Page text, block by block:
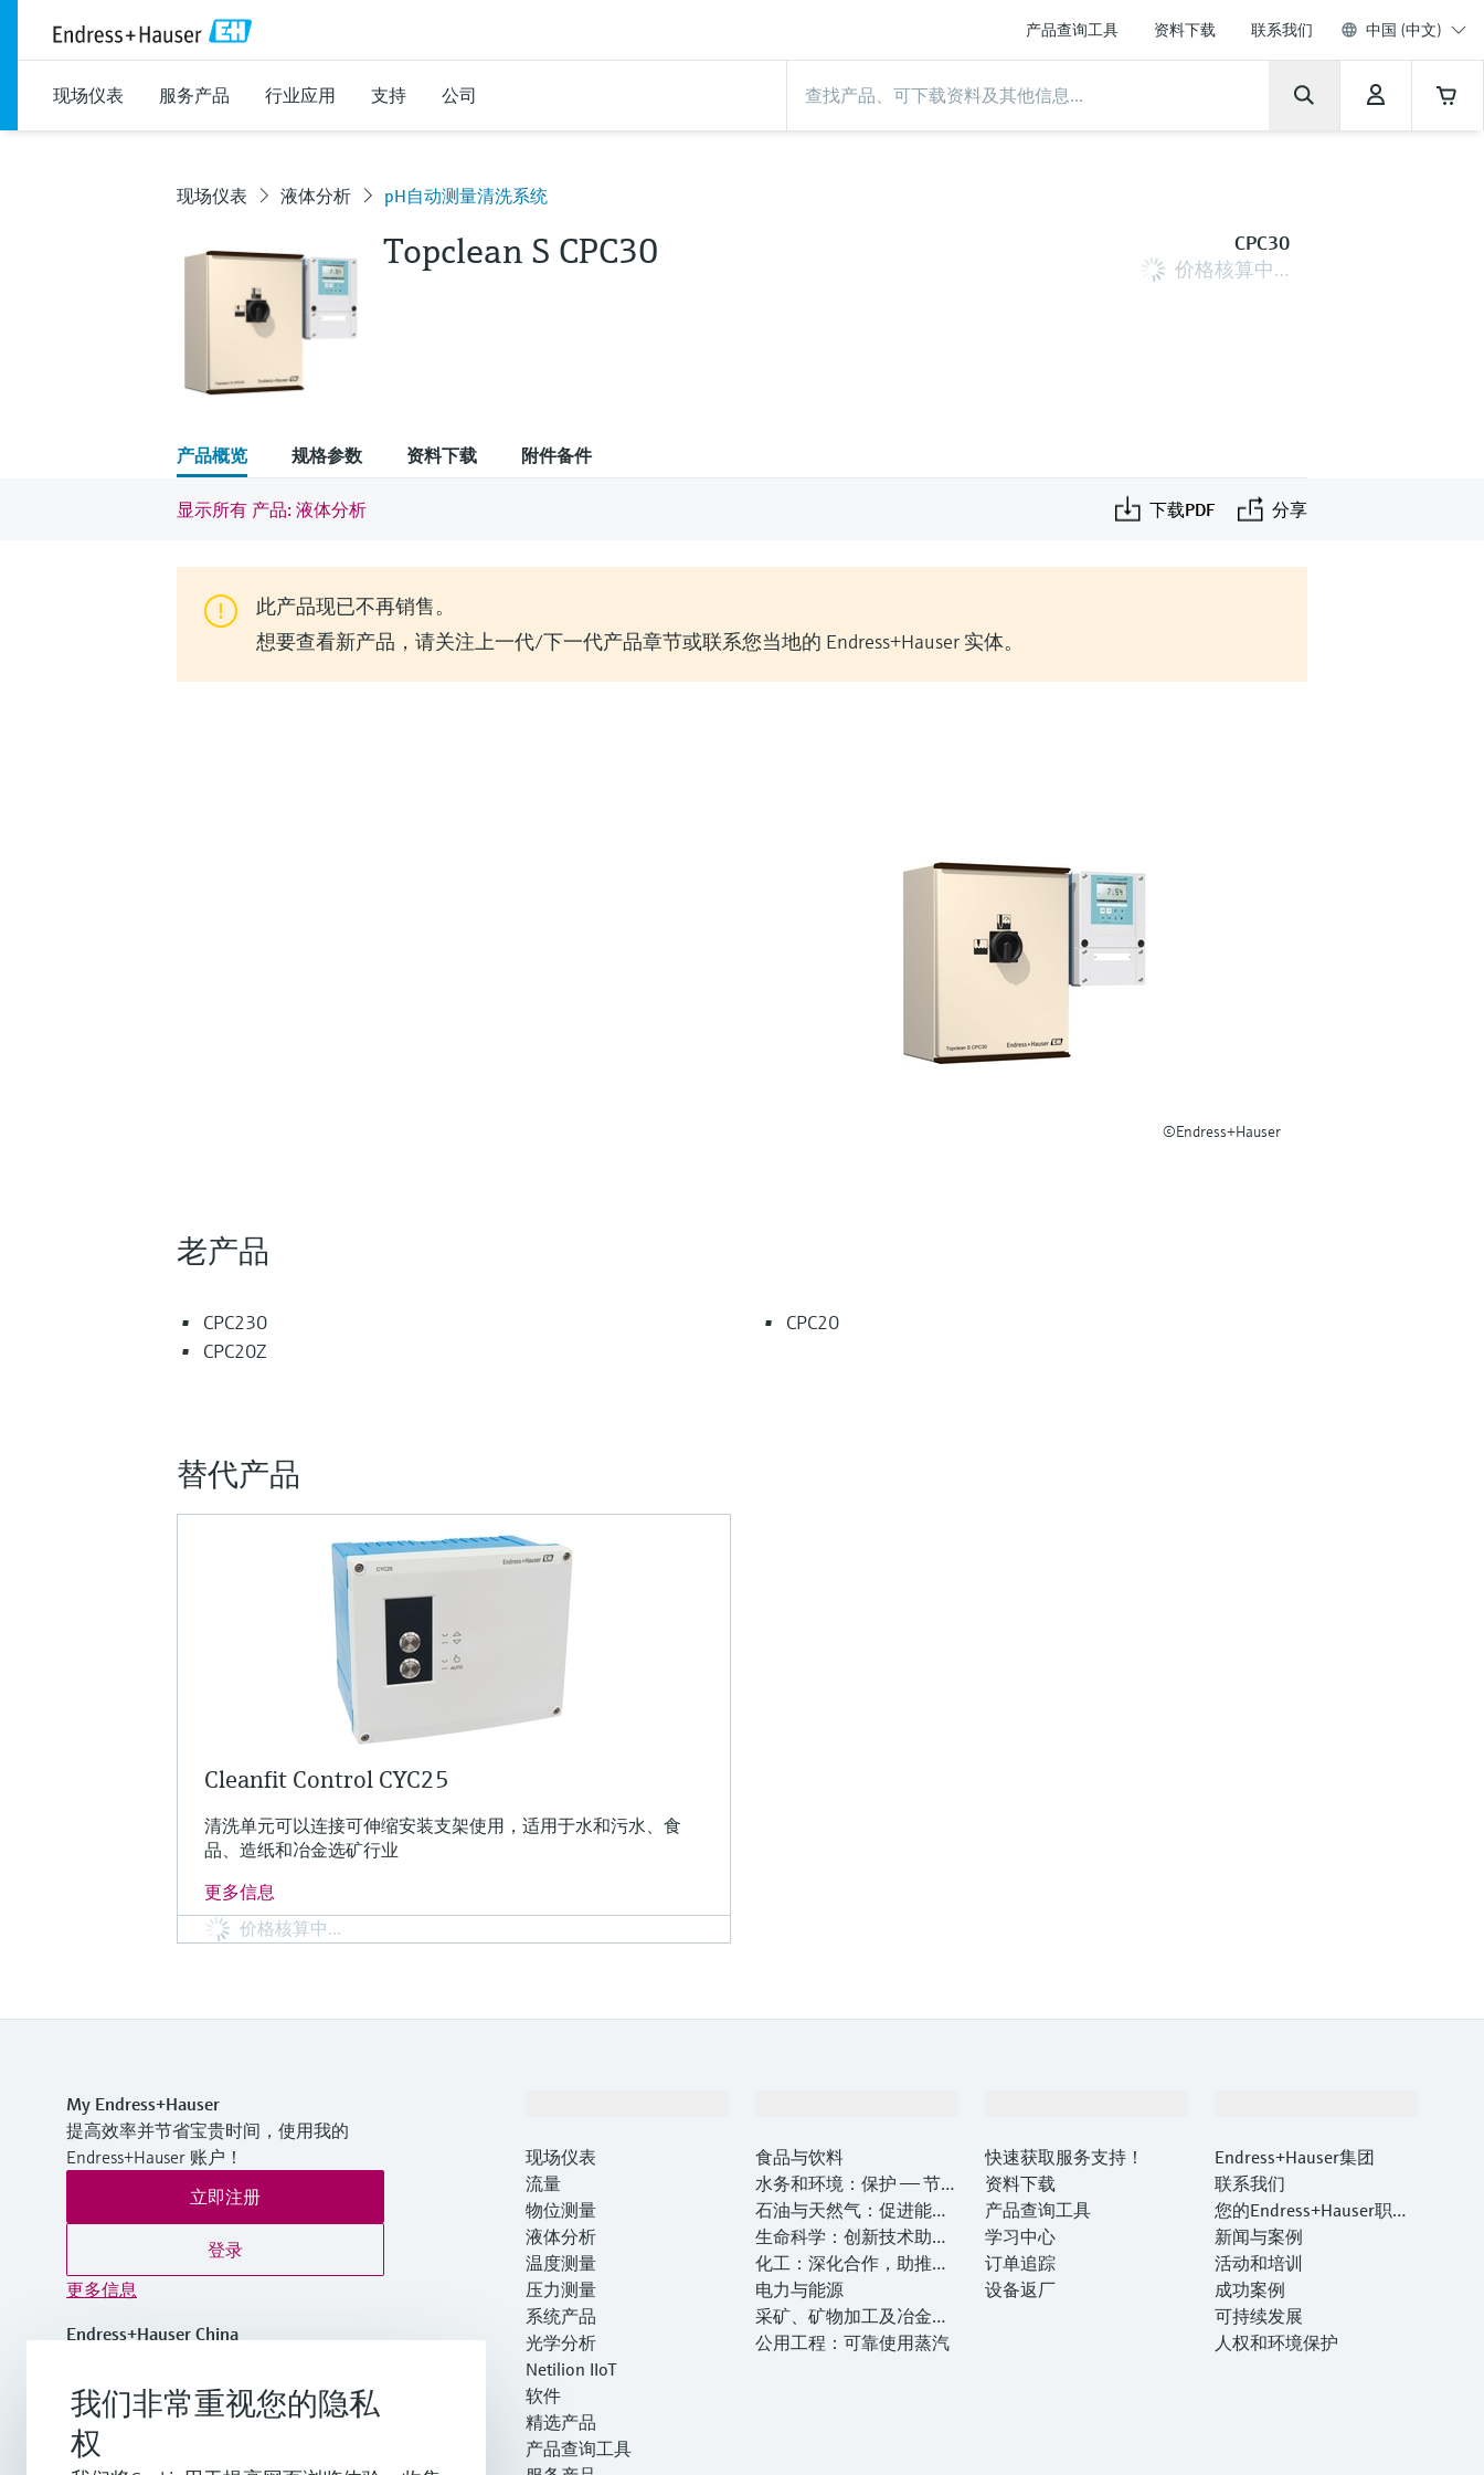
产品查询工具 资料下载 联系我们 中国 (中文)
现场仪表 服务产品 行业应用 支持 公司
现场仪表 液体分析 pH自动测量清洗系统
Topclean S CPC30
CPC30
价格核算中…
产品概览 规格参数 资料下载 附件备件
显示所有 产品: 液体分析 下载PDF 分享
此产品现已不再销售。
想要查看新产品，请关注上一代/下一代产品章节或联系您当地的 Endress+Hauser 实体。
©Endress+Hauser
老产品
CPC230
CPC20Z
CPC20
替代产品
Cleanfit Control CYC25
清洗单元可以连接可伸缩安装支架使用，适用于水和污水、食
品、造纸和冶金选矿行业
更多信息
价格核算中…
My Endress+Hauser
提高效率并节省宝贵时间，使用我的
Endress+Hauser 账户！
立即注册
登录
更多信息
Endress+Hauser China
+86-21-2403 9600
现场仪表
流量
物位测量
液体分析
温度测量
压力测量
系统产品
光学分析
Netilion IIoT
软件
精选产品
产品查询工具
食品与饮料
水务和环境：保护 —— 节约
—— 提高
石油与天然气：促进能源
转型，实现净零目标
生命科学：创新技术助推
卓越运营
化工：深化合作，助推可
持续成功
电力与能源
采矿、矿物加工及冶金：
打造可持续的未来
公用工程：可靠使用蒸汽
快速获取服务支持！
资料下载
产品查询工具
学习中心
订单追踪
设备返厂
Endress+Hauser集团
联系我们
您的Endress+Hauser职业
生涯
新闻与案例
活动和培训
成功案例
可持续发展
人权和环境保护
我们非常重视您的隐私
权